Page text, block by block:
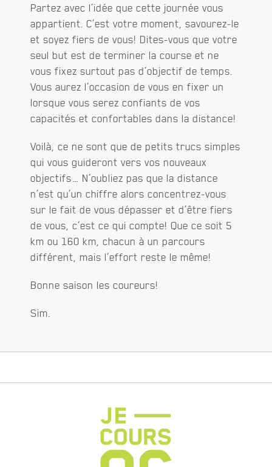
Partez avec l’idée que cette journée vous
appartient. C’est votre moment, savourez-le
et soyez fiers de vous! Dites-vous que votre
seul but est de terminer la course et ne
vous fixez surtout pas d’objectif de temps.
Vous aurez l’occasion de vous en fixer un
lorsque vous serez confiants de vos
capacités et confortables dans la distance!
Voilà, ce ne sont que de petits trucs simples
qui vous guideront vers vos nouveaux
objectifs… N’oubliez pas que la distance
n’est qu’un chiffre alors concentrez-vous
sur le fait de vous dépasser et d’être fiers
de vous, c’est ce qui compte! Que ce soit 5
km ou 160 km, chacun à un parcours
différent, mais l’effort reste le même!
Bonne saison les coureurs!
Sim.